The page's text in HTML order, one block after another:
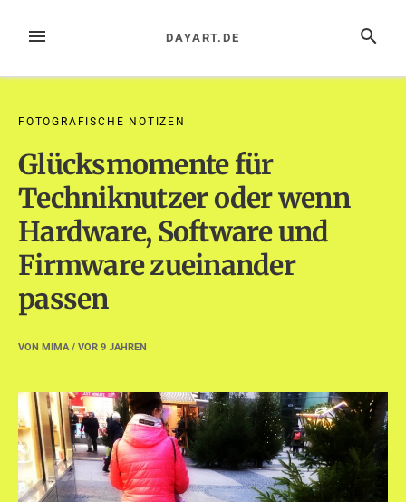
InhaltMENÜ SUCHE
DAYART.DE
FOTOGRAFISCHE NOTIZEN
Glücksmomente für
Techniknutzer oder wenn
Hardware, Software und
Firmware zueinander
passen
VON MIMA/ VOR 9 JAHREN